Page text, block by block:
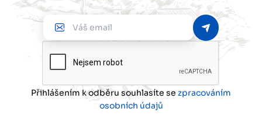
Přihlášením k odběru souhlasíte se zpracováním
osobních údajů